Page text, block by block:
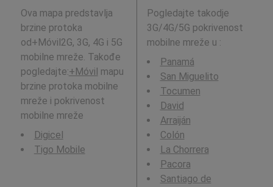
Ova mapa predstavlja
brzine protoka
od+Móvil2G, 3G, 4G i 5G
mobilne mreže. Takođe
pogledajte:+Móvil mapu
brzine protoka mobilne
mreže i pokrivenost
mobilne mreže
Digicel
Tigo Mobile
Pogledajte takodje
3G/4G/5G pokrivenost
mobilne mreže u :
Panamá
San Miguelito
Tocumen
David
Arraiján
Colón
La Chorrera
Pacora
Santiago de